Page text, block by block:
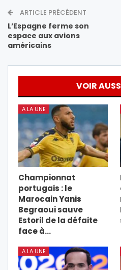
ARTICLE PRÉCÉDENT
L’Espagne ferme son
espace aux avions
américains
VOIR
A LA UNE
Championnat
portugais : le
Marocain Yanis
Begraoui sauve
Estoril de la défaite
face à…
A LA UNE